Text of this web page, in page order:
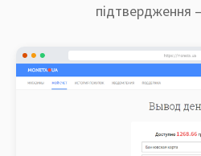
підтвердження